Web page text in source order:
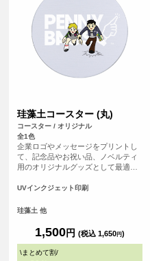
珪藻土コースター (丸)
コースター / オリジナル
全1色
企業ロゴやメッセージをプリントし
て、記念品やお祝い品、ノベルティ
用のオリジナルグッズとして最適で
らのアイテムはプリント範囲の端に
性が高いため、重要なデザイン(文字
すすめしております。
UVインクジェット印刷
珪藻土 他
1,500円 (税込 1,650円)
\まとめて割/